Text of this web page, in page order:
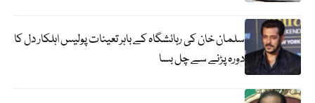
سلمان خان کی رہائشگاہ کے باہر تعینات پولیس اہلکار دل کا
دورہ پڑنے سے چل بسا